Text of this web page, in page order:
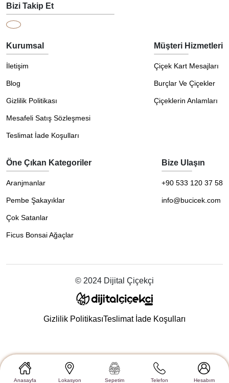
Bizi Takip Et
Kurumsal
İletişim
Blog
Gizlilik Politikası
Mesafeli Satış Sözleşmesi
Teslimat İade Koşulları
Müşteri Hizmetleri
Çiçek Kart Mesajları
Burçlar Ve Çiçekler
Çiçeklerin Anlamları
Öne Çıkan Kategoriler
Aranjmanlar
Pembe Şakayıklar
Çok Satanlar
Ficus Bonsai Ağaçlar
Bize Ulaşın
+90 533 120 37 58
info@bucicek.com
© 2024 Dijital Çiçekçi
Gizlilik PolitikasıTeslimat İade Koşulları
Anasayfa Lokasyon Sepetim Telefon Hesabım